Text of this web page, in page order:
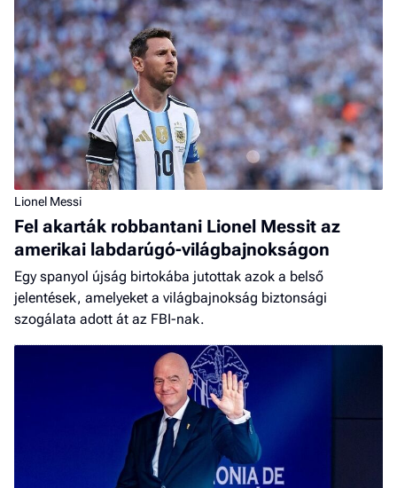
Lionel Messi
Fel akarták robbantani Lionel Messit az
amerikai labdarúgó-világbajnokságon
Egy spanyol újság birtokába jutottak azok a belső
jelentések, amelyeket a világbajnokság biztonsági
szogálata adott át az FBI-nak.